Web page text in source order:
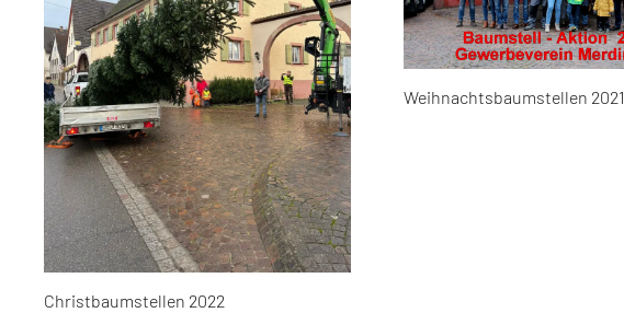
Christbaumstellen 2022
Weihnachtsbaumstellen 2021